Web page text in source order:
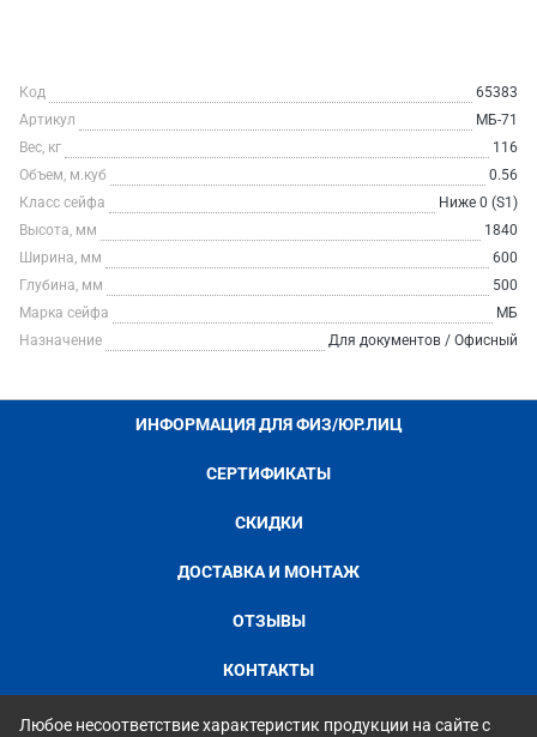
Код
65383
Артикул
МБ-71
Вес, кг
116
Объем, м.куб
0.56
Класс сейфа
Ниже 0 (S1)
Высота, мм
1840
Ширина, мм
600
Глубина, мм
500
Марка сейфа
МБ
Назначение
Для документов / Офисный
ИНФОРМАЦИЯ ДЛЯ ФИЗ/ЮР.ЛИЦ
СЕРТИФИКАТЫ
СКИДКИ
ДОСТАВКА И МОНТАЖ
ОТЗЫВЫ
КОНТАКТЫ
Любое несоответствие характеристик продукции на сайте с